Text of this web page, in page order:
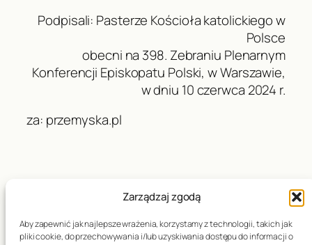
Zarządzaj zgodą
Aby zapewnić jak najlepsze wrażenia, korzystamy z technologii, takich jak
pliki cookie, do przechowywania i/lub uzyskiwania dostępu do informacji o
Podpisali: Pasterze Kościoła katolickiego w
Polsce
obecni na 398. Zebraniu Plenarnym
Konferencji Episkopatu Polski, w Warszawie,
w dniu 10 czerwca 2024 r.
za: przemyska.pl